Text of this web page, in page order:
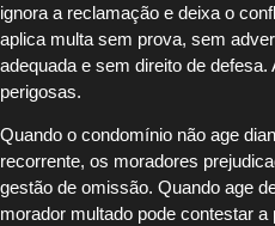
ignora a reclamação e deixa o
aplica multa sem prova, sem
adequada e sem direito de
perigosas.
Quando o condomínio não age
recorrente, os moradores
gestão de omissão. Quando age
morador multado pode contestar a